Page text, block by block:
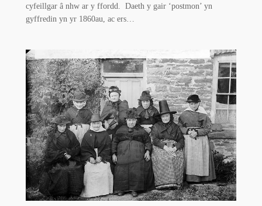
cyfeillgar â nhw ar y ffordd. Daeth y gair ‘postmon’ yn
gyffredin yn yr 1860au, ac ers…